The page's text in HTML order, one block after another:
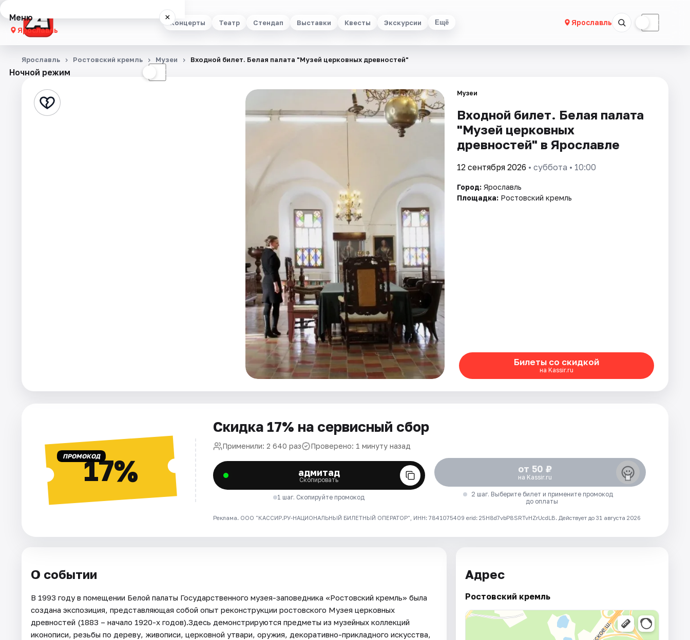
Концерты Театр Стендап Выставки Квесты Экскурсии Ещё Ярославль ☾
Меню ×
Ярославль
Концерты
Стендап
Ночной режим ☾
Ярославль Ростовский кремль Музеи Входной билет. Белая палата "Музей церковных древностей"
Музеи
Входной билет. Белая палата
"Музей церковных
древностей" в Ярославле
12 сентября 2026 • суббота • 10:00
Город: Ярославль
Площадка: Ростовский кремль
Билеты со скидкой
на Kassir.ru
ПРОМОКОД17%
Скидка 17% на сервисный сбор
Применили: 2 640 раз Проверено: 1 минуту назад
адмитад
Скопировать
1 шаг. Скопируйте промокод
от 50 ₽
на Kassir.ru
2 шаг. Выберите билет и примените промокод
до оплаты
Реклама. ООО "КАССИР.РУ-НАЦИОНАЛЬНЫЙ БИЛЕТНЫЙ ОПЕРАТОР", ИНН: 7841075409 erid: 25H8d7vbP8SRTvHZrUcdLB. Действует до 31 августа 2026
О событии
В 1993 году в помещении Белой палаты Государственного музея-заповедника «Ростовский кремль» была
создана экспозиция, представляющая собой опыт реконструкции ростовского Музея церковных
древностей (1883 – начало 1920-х годов).Здесь демонстрируются предметы из музейных коллекций
иконописи, резьбы по дереву, живописи, церковной утвари, оружия, декоративно-прикладного искусства,
Адрес
Ростовский кремль